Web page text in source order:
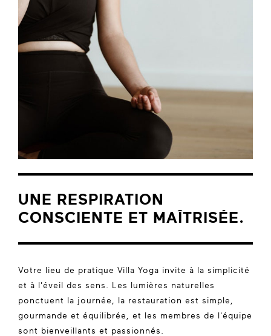
UNE RESPIRATION
CONSCIENTE ET MAÎTRISÉE.
Votre lieu de pratique Villa Yoga invite à la simplicité
et à l'éveil des sens. Les lumières naturelles
ponctuent la journée, la restauration est simple,
gourmande et équilibrée, et les membres de l'équipe
sont bienveillants et passionnés.